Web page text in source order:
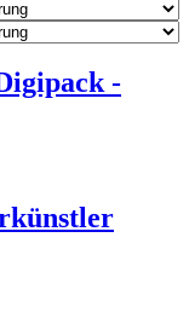
-